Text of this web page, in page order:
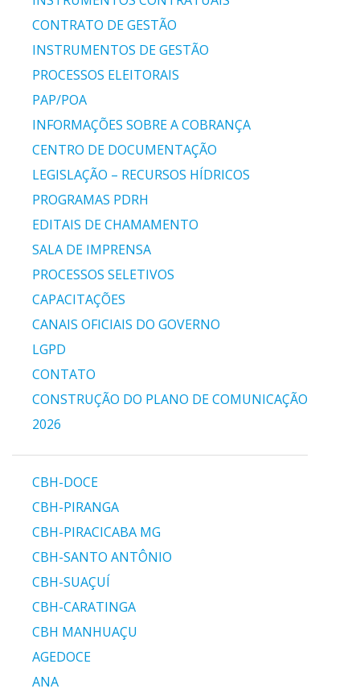
CONTRATO DE GESTÃO
INSTRUMENTOS DE GESTÃO
PROCESSOS ELEITORAIS
PAP/POA
INFORMAÇÕES SOBRE A COBRANÇA
CENTRO DE DOCUMENTAÇÃO
LEGISLAÇÃO – RECURSOS HÍDRICOS
PROGRAMAS PDRH
EDITAIS DE CHAMAMENTO
SALA DE IMPRENSA
PROCESSOS SELETIVOS
CAPACITAÇÕES
CANAIS OFICIAIS DO GOVERNO
LGPD
CONTATO
CONSTRUÇÃO DO PLANO DE COMUNICAÇÃO
2026
CBH-DOCE
CBH-PIRANGA
CBH-PIRACICABA MG
CBH-SANTO ANTÔNIO
CBH-SUAÇUÍ
CBH-CARATINGA
CBH MANHUAÇU
AGEDOCE
ANA